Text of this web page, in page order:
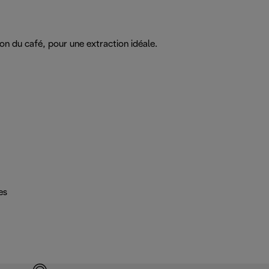
du café, pour une extraction idéale.